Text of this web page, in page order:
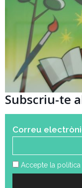
Subscriu-te
Correu
Accepte la política